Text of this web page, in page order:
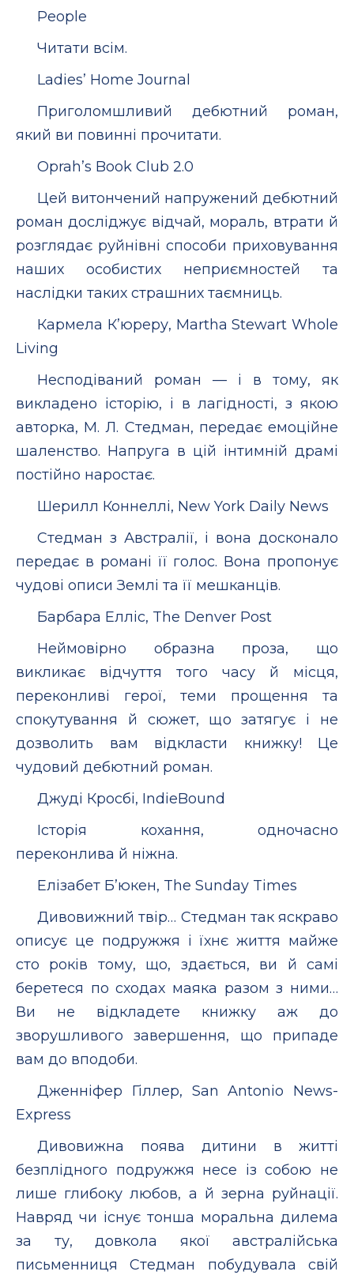
People
Читати всім.
Ladies’ Home Journal
Приголомшливий дебютний роман,
який ви повинні прочитати.
Oprah’s Book Club 2.0
Цей витончений напружений дебютний
роман досліджує відчай, мораль, втрати й
розглядає руйнівні способи приховування
наших особистих неприємностей та
наслідки таких страшних таємниць.
Кармела К’юреру, Martha Stewart Whole
Living
Несподіваний роман — і в тому, як
викладено історію, і в лагідності, з якою
авторка, М. Л. Стедман, передає емоційне
шаленство. Напруга в цій інтимній драмі
постійно наростає.
Шерилл Коннеллі, New York Daily News
Стедман з Австралії, і вона досконало
передає в романі її голос. Вона пропонує
чудові описи Землі та її мешканців.
Барбара Елліс, The Denver Post
Неймовірно образна проза, що
викликає відчуття того часу й місця,
переконливі герої, теми прощення та
спокутування й сюжет, що затягує і не
дозволить вам відкласти книжку! Це
чудовий дебютний роман.
Джуді Кросбі, IndieBound
Історія кохання, одночасно
переконлива й ніжна.
Елізабет Б’юкен, The Sunday Times
Дивовижний твір… Стедман так яскраво
описує це подружжя і їхнє життя майже
сто років тому, що, здається, ви й самі
беретеся по сходах маяка разом з ними…
Ви не відкладете книжку аж до
зворушливого завершення, що припаде
вам до вподоби.
Дженніфер Гіллер, San Antonio News-
Express
Дивовижна поява дитини в житті
безплідного подружжя несе із собою не
лише глибоку любов, а й зерна руйнації.
Навряд чи існує тонша моральна дилема
за ту, довкола якої австралійська
письменниця Стедман побудувала свій